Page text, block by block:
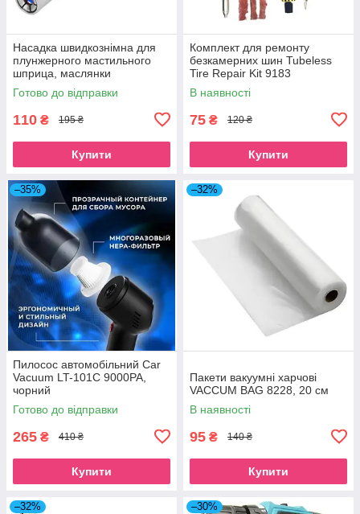
Насадка швидкознімна для
плунжерного мастильного
шприца, маслянки
Готово до відправки
110 ₴ 195 ₴
Купити
Комплект для ремонту
безкамерних шин Tubeless
Tire Repair Kit 9183
В наявності
75 ₴ 120 ₴
Купити
–35%
Пилосос автомобільний Car
Vacuum LT-101C 9000PA,
чорний
Готово до відправки
265 ₴ 410 ₴
Купити
–32%
Пакети вакуумні харчові
VACCUM BAG 8228, 20 см
В наявності
95 ₴ 140 ₴
Купити
–32% –30%